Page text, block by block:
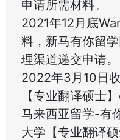
申请所需材料。
2021年12月底
料，新马有你留
理渠道递交申请。
2022年3月10日
【专业翻译硕士
马来西亚留学-有
大学【专业翻译